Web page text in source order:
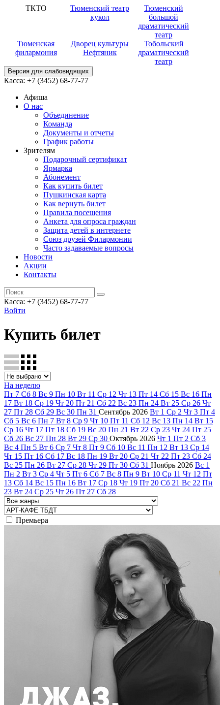
ТКТО
Тюменский театр
кукол
Тюменский
большой
драматический
театр
Тюменская
филармония
Дворец культуры
Нефтяник
Тобольский
драматический
театр
Версия для слабовидящих
Касса: +7 (3452) 68-77-77
Афиша
О нас
Объединение
Команда
Документы и отчеты
График работы
Зрителям
Подарочный сертификат
Ярмарка
Абонемент
Как купить билет
Пушкинская карта
Как вернуть билет
Правила посещения
Анкета для опроса граждан
Защита детей в интернете
Союз друзей Филармонии
Часто задаваемые вопросы
Новости
Акции
Контакты
Касса: +7 (3452) 68-77-77
Войти
Купить билет
На неделю
Пт 7 Сб 8 Вс 9 Пн 10 Вт 11 Ср 12 Чт 13 Пт 14 Сб 15 Вс 16 Пн
17 Вт 18 Ср 19 Чт 20 Пт 21 Сб 22 Вс 23 Пн 24 Вт 25 Ср 26 Чт
27 Пт 28 Сб 29 Вс 30 Пн 31 Сентябрь 2026 Вт 1 Ср 2 Чт 3 Пт 4
Сб 5 Вс 6 Пн 7 Вт 8 Ср 9 Чт 10 Пт 11 Сб 12 Вс 13 Пн 14 Вт 15
Ср 16 Чт 17 Пт 18 Сб 19 Вс 20 Пн 21 Вт 22 Ср 23 Чт 24 Пт 25
Сб 26 Вс 27 Пн 28 Вт 29 Ср 30 Октябрь 2026 Чт 1 Пт 2 Сб 3
Вс 4 Пн 5 Вт 6 Ср 7 Чт 8 Пт 9 Сб 10 Вс 11 Пн 12 Вт 13 Ср 14
Чт 15 Пт 16 Сб 17 Вс 18 Пн 19 Вт 20 Ср 21 Чт 22 Пт 23 Сб 24
Вс 25 Пн 26 Вт 27 Ср 28 Чт 29 Пт 30 Сб 31 Ноябрь 2026 Вс 1
Пн 2 Вт 3 Ср 4 Чт 5 Пт 6 Сб 7 Вс 8 Пн 9 Вт 10 Ср 11 Чт 12 Пт
13 Сб 14 Вс 15 Пн 16 Вт 17 Ср 18 Чт 19 Пт 20 Сб 21 Вс 22 Пн
23 Вт 24 Ср 25 Чт 26 Пт 27 Сб 28
Премьера